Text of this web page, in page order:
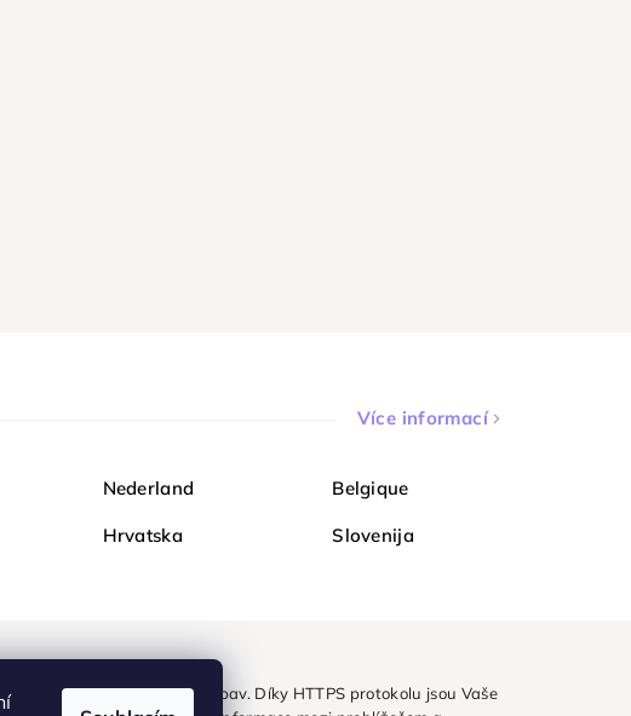
Více informací
Nederland Belgique
Hrvatska Slovenija
Diamondi bezpečně a bez obav. Díky HTTPS protokolu jsou Vaše